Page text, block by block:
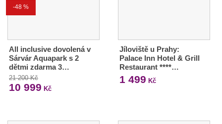
-48 %
All inclusive dovolená v
Sárvár Aquapark s 2
dětmi zdarma 3…
21 200 Kč
10 999 Kč
Jíloviště u Prahy:
Palace Inn Hotel & Grill
Restaurant ****…
1 499 Kč